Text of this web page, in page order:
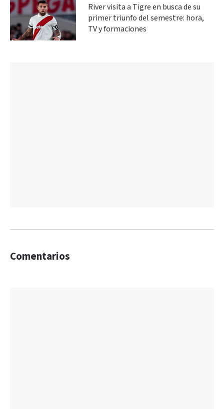
River visita a Tigre en busca de su
primer triunfo del semestre: hora,
TV y formaciones
Comentarios